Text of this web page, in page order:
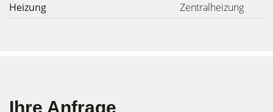
Heizung
Zentralheizung
Ihre Anfrage